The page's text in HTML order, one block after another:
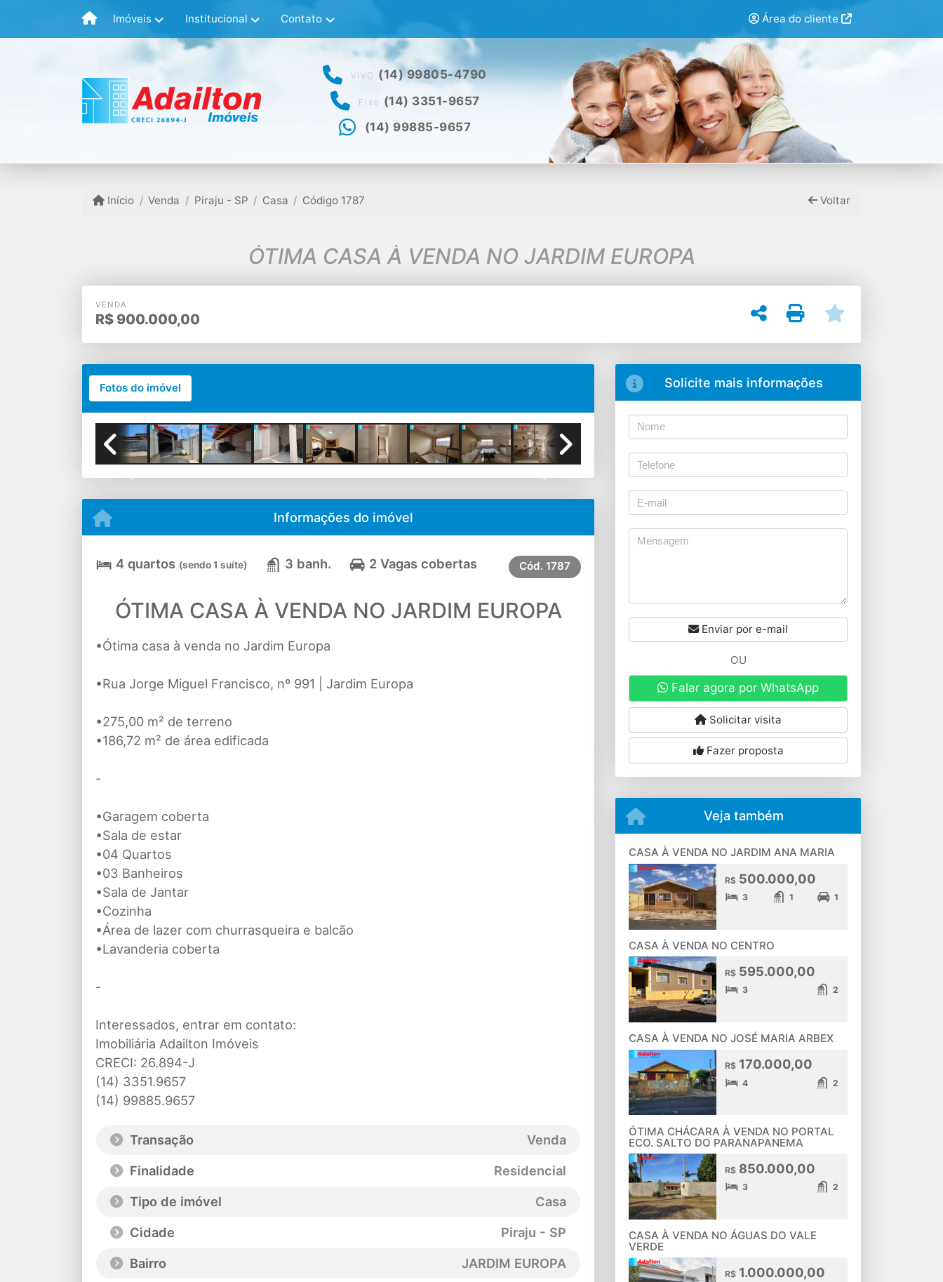
Imóveis Institucional Contato Área do cliente
VIVO (14) 99805-4790
Fixo (14) 3351-9657
(14) 99885-9657
Início Venda Piraju - SP Casa Código 1787 Voltar
ÓTIMA CASA À VENDA NO JARDIM EUROPA
VENDA
R$ 900.000,00
Fotos do imóvel
Informações do imóvel
4 quartos (sendo 1 suíte) 3 banh. 2 Vagas cobertas Cód. 1787
ÓTIMA CASA À VENDA NO JARDIM EUROPA
•Ótima casa à venda no Jardim Europa
•Rua Jorge Miguel Francisco, nº 991 | Jardim Europa
•275,00 m² de terreno
•186,72 m² de área edificada
-
•Garagem coberta
•Sala de estar
•04 Quartos
•03 Banheiros
•Sala de Jantar
•Cozinha
•Área de lazer com churrasqueira e balcão
•Lavanderia coberta
-
Interessados, entrar em contato:
Imobiliária Adailton Imóveis
CRECI: 26.894-J
(14) 3351.9657
(14) 99885.9657
Transação
Venda
Finalidade
Residencial
Tipo de imóvel
Casa
Cidade
Piraju - SP
Bairro
JARDIM EUROPA
Solicite mais informações
Enviar por e-mail
OU
Falar agora por WhatsApp
Solicitar visita
Fazer proposta
Veja também
CASA À VENDA NO JARDIM ANA MARIA
R$500.000,00
3 1 1
CASA À VENDA NO CENTRO
R$595.000,00
3 2
CASA À VENDA NO JOSÉ MARIA ARBEX
R$170.000,00
4 2
ÓTIMA CHÁCARA À VENDA NO PORTAL
ECO. SALTO DO PARANAPANEMA
R$850.000,00
3 2
CASA À VENDA NO ÁGUAS DO VALE
VERDE
R$1.000.000,00